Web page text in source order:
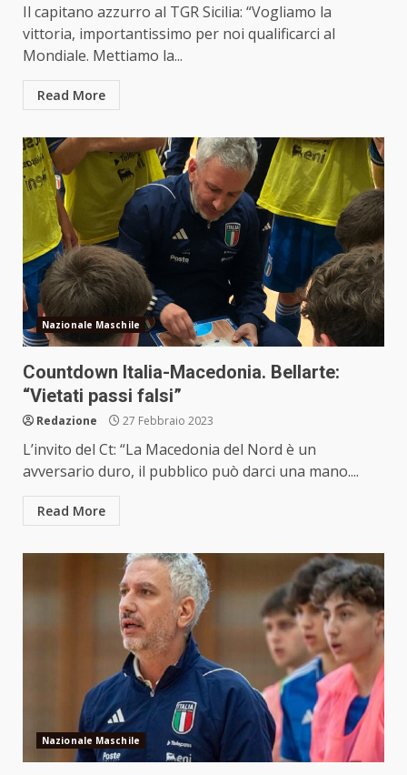
Il capitano azzurro al TGR Sicilia: “Vogliamo la
vittoria, importantissimo per noi qualificarci al
Mondiale. Mettiamo la...
Read More
Nazionale Maschile
Countdown Italia-Macedonia. Bellarte:
“Vietati passi falsi”
Redazione 27 Febbraio 2023
L’invito del Ct: “La Macedonia del Nord è un
avversario duro, il pubblico può darci una mano....
Read More
Nazionale Maschile